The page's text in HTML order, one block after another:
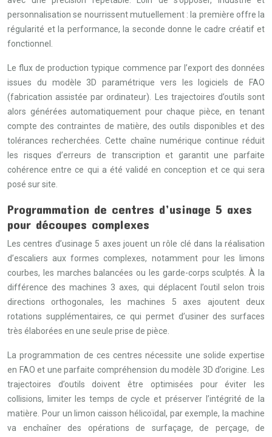
personnalisation se nourrissent mutuellement : la première offre la
régularité et la performance, la seconde donne le cadre créatif et
fonctionnel.
Le flux de production typique commence par l’export des données
issues du modèle 3D paramétrique vers les logiciels de FAO
(fabrication assistée par ordinateur). Les trajectoires d’outils sont
alors générées automatiquement pour chaque pièce, en tenant
compte des contraintes de matière, des outils disponibles et des
tolérances recherchées. Cette chaîne numérique continue réduit
les risques d’erreurs de transcription et garantit une parfaite
cohérence entre ce qui a été validé en conception et ce qui sera
posé sur site.
Programmation de centres d’usinage 5 axes
pour découpes complexes
Les centres d’usinage 5 axes jouent un rôle clé dans la réalisation
d’escaliers aux formes complexes, notamment pour les limons
courbes, les marches balancées ou les garde-corps sculptés. À la
différence des machines 3 axes, qui déplacent l’outil selon trois
directions orthogonales, les machines 5 axes ajoutent deux
rotations supplémentaires, ce qui permet d’usiner des surfaces
très élaborées en une seule prise de pièce.
La programmation de ces centres nécessite une solide expertise
en FAO et une parfaite compréhension du modèle 3D d’origine. Les
trajectoires d’outils doivent être optimisées pour éviter les
collisions, limiter les temps de cycle et préserver l’intégrité de la
matière. Pour un limon caisson hélicoïdal, par exemple, la machine
va enchaîner des opérations de surfaçage, de perçage, de